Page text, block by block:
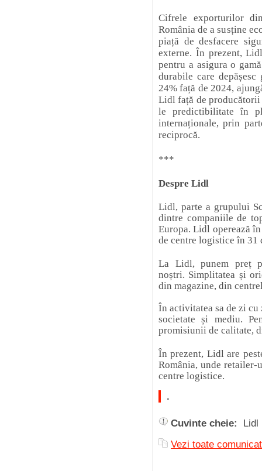
Cifrele exporturilor
România de a susține
piață de desfacere
externe. În prezent,
pentru a asigura o
durabile care
24% față de 2024,
Lidl față de
le predictibilitate în
internaționale, prin
reciprocă.
***
Despre Lidl
Lidl, parte a grupului
dintre companiile de
Europa. Lidl operează
de centre logistice în 31
La Lidl, punem preț
noștri. Simplitatea și
din magazine, din
În activitatea sa de zi
societate și mediu.
promisiunii de calitate,
În prezent, Lidl are
România, unde retailer-
centre logistice.
.
Cuvinte cheie:
Vezi toate